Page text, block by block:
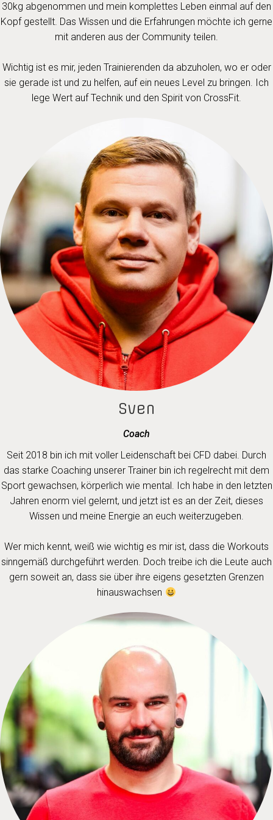
30kg abgenommen und mein komplettes Leben einmal auf den
Kopf gestellt. Das Wissen und die Erfahrungen möchte ich gerne
mit anderen aus der Community teilen.
Wichtig ist es mir, jeden Trainierenden da abzuholen, wo er oder
sie gerade ist und zu helfen, auf ein neues Level zu bringen. Ich
lege Wert auf Technik und den Spirit von CrossFit.
Sven
Coach
Seit 2018 bin ich mit voller Leidenschaft bei CFD dabei. Durch
das starke Coaching unserer Trainer bin ich regelrecht mit dem
Sport gewachsen, körperlich wie mental. Ich habe in den letzten
Jahren enorm viel gelernt, und jetzt ist es an der Zeit, dieses
Wissen und meine Energie an euch weiterzugeben.
Wer mich kennt, weiß wie wichtig es mir ist, dass die Workouts
sinngemäß durchgeführt werden. Doch treibe ich die Leute auch
gern soweit an, dass sie über ihre eigens gesetzten Grenzen
hinauswachsen